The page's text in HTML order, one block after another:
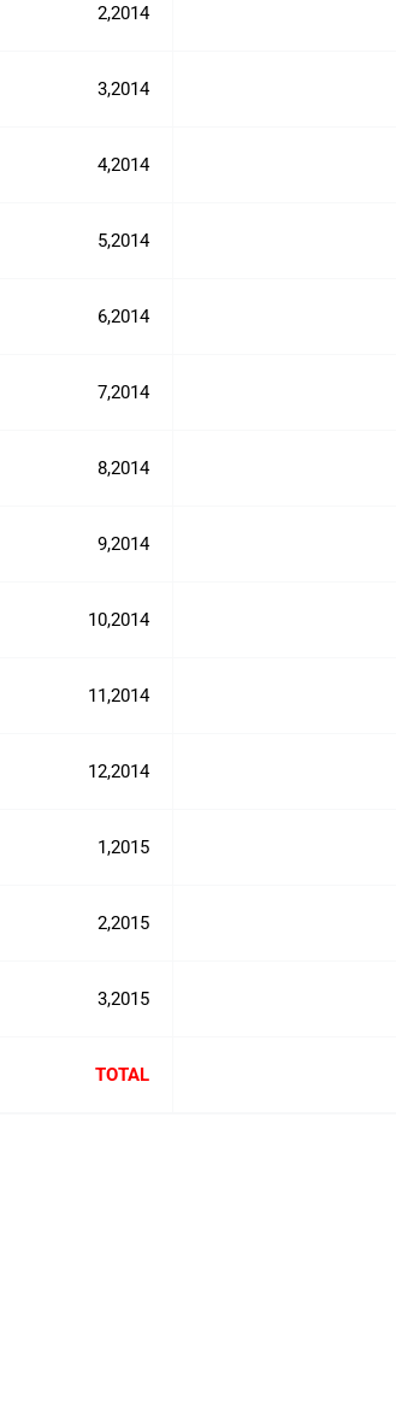
2,2014
3,2014
4,2014
5,2014
6,2014
7,2014
8,2014
9,2014
10,2014
11,2014
12,2014
1,2015
2,2015
3,2015
TOTAL